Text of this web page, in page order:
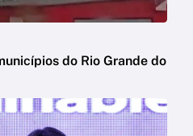
do Rio Grande do